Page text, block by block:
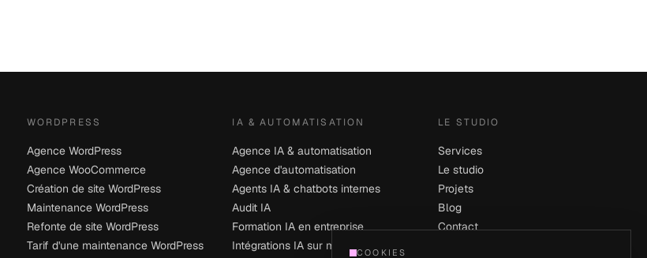
WORDPRESS
Agence WordPress
Agence WooCommerce
Création de site WordPress
Maintenance WordPress
Refonte de site WordPress
Tarif d'une maintenance WordPress
IA & AUTOMATISATION
Agence IA & automatisation
Agence d'automatisation
Agents IA & chatbots internes
Audit IA
Formation IA en entreprise
Intégrations IA sur mesure
LE STUDIO
Services
Le studio
Projets
Blog
Contact
COOKIES